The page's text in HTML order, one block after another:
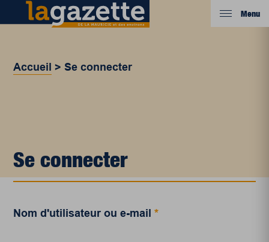
Menu
Accueil >Se connecter
Se connecter
Nom d'utilisateur ou e-mail*